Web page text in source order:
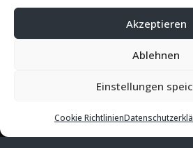
Akzeptieren
Ablehnen
Einstellungen
Cookie Richtlinien
Impressum